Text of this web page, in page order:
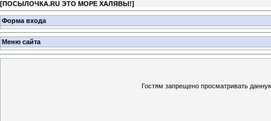
[ПОСЫЛОЧКА.RU ЭТО МОРЕ ХАЛЯВЫ!]
Форма входа
Меню сайта
Гостям запрещено просматривать